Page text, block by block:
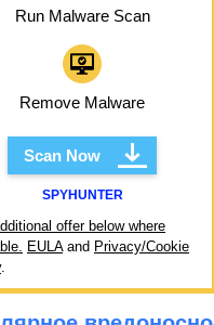
Run Malware Scan
Remove Malware
Scan Now
SPYHUNTER
offer below where
EULAand Privacy/Cookie
.